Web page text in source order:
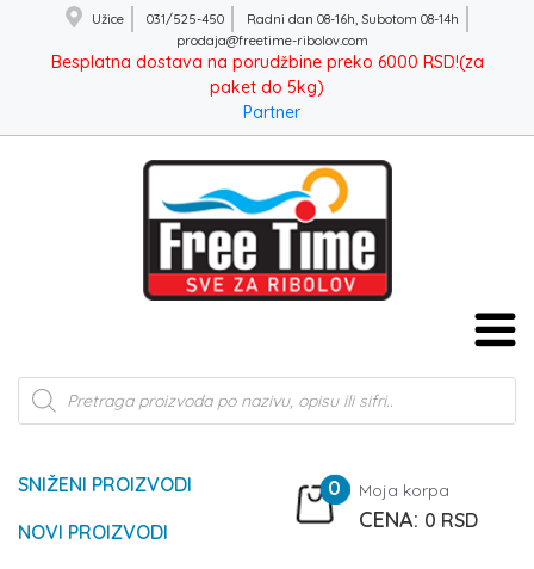
Užice 031/525-450
Radni dan 08-16h, Subotom 08-14h
prodaja@freetime-ribolov.com
Besplatna dostava na porudžbine preko 6000 RSD!(za
paket do 5kg)
Partner
Products
search
SNIŽENI PROIZVODI
NOVI PROIZVODI
0 Moja korpa
0 RSD